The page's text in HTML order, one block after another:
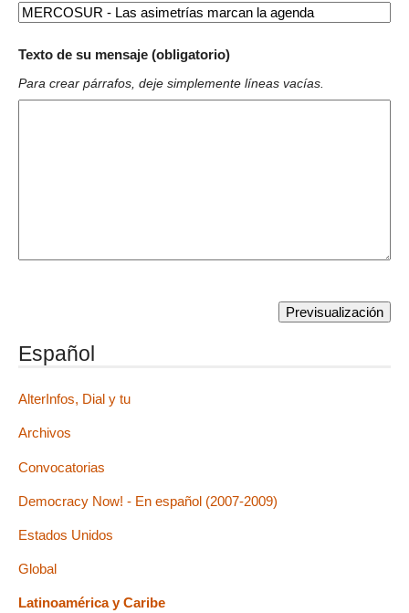
Texto de su mensaje (obligatorio)
Para crear párrafos, deje simplemente líneas vacías.
Español
AlterInfos, Dial y tu
Archivos
Convocatorias
Democracy Now! - En español (2007-2009)
Estados Unidos
Global
Latinoamérica y Caribe